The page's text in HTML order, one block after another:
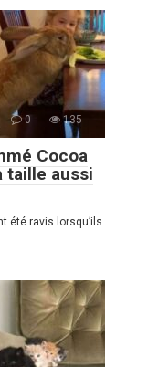
0 135
Cocoa
taille aussi
été ravis lorsqu’ils